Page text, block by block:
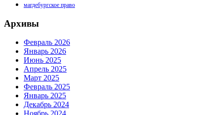
магдебургское право
Архивы
Февраль 2026
Январь 2026
Июнь 2025
Апрель 2025
Март 2025
Февраль 2025
Январь 2025
Декабрь 2024